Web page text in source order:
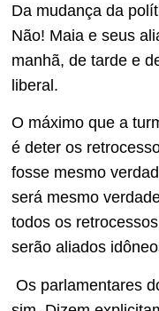
Da mudança da
Não! Maia e seus
manhã, de tarde e
liberal.
O máximo que a
é deter os
fosse mesmo
será mesmo
todos os
serão aliados
Os parlamentares